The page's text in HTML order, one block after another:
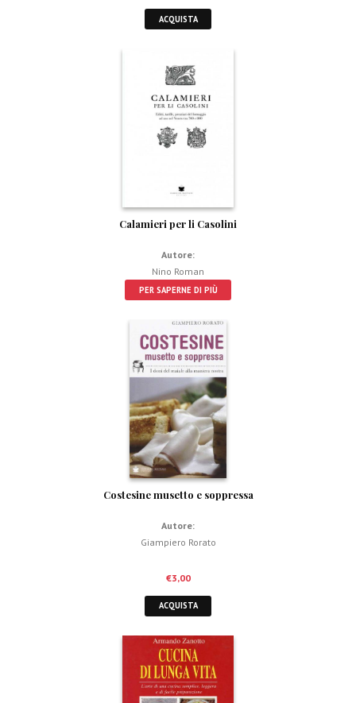
ACQUISTA
Calamieri per li Casolini
Autore:
Nino Roman
PER SAPERNE DI PIÙ
Costesine musetto e soppressa
Autore:
Giampiero Rorato
€3,00
ACQUISTA